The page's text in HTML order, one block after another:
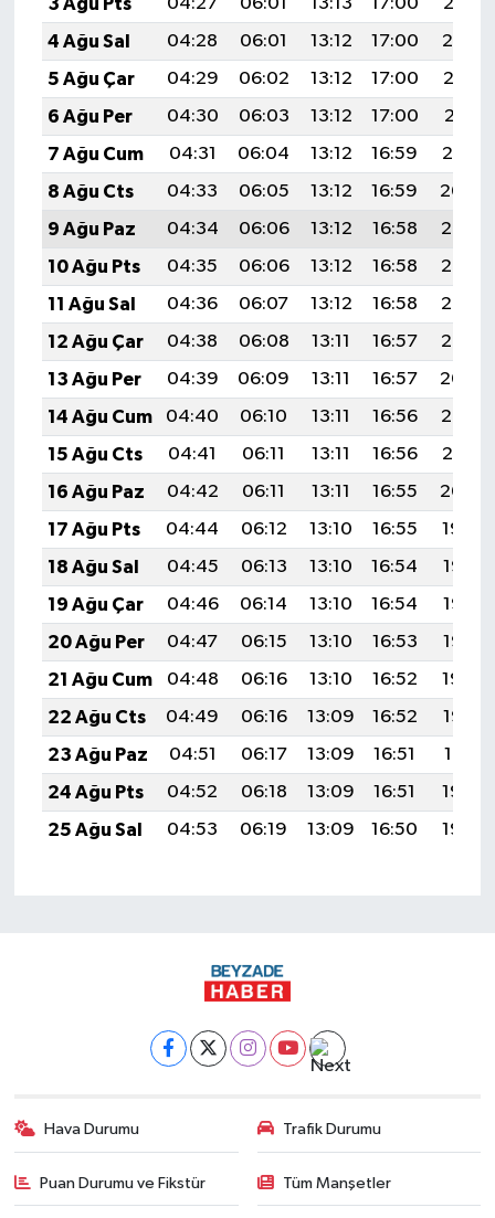
3 Ağu Pts
04:27 06:01 13:13 17:00
20:15
4 Ağu Sal
04:28 06:01 13:12 17:00
20:14
5 Ağu Çar
04:29 06:02 13:12 17:00
20:13
6 Ağu Per
04:30 06:03 13:12 17:00
20:11
7 Ağu Cum
04:31 06:04 13:12 16:59
20:10
8 Ağu Cts
04:33 06:05 13:12 16:59
20:09
9 Ağu Paz
04:34 06:06 13:12 16:58
20:08
10 Ağu Pts
04:35 06:06 13:12 16:58
20:07
11 Ağu Sal
04:36 06:07 13:12 16:58
20:06
12 Ağu Çar
04:38 06:08 13:11 16:57
20:05
13 Ağu Per
04:39 06:09 13:11 16:57
20:04
14 Ağu Cum
04:40 06:10 13:11 16:56
20:02
15 Ağu Cts
04:41 06:11 13:11 16:56
20:01
16 Ağu Paz
04:42 06:11 13:11 16:55
20:00
17 Ağu Pts
04:44 06:12 13:10 16:55
19:59
18 Ağu Sal
04:45 06:13 13:10 16:54
19:57
19 Ağu Çar
04:46 06:14 13:10 16:54
19:56
20 Ağu Per
04:47 06:15 13:10 16:53
19:55
21 Ağu Cum
04:48 06:16 13:10 16:52
19:54
22 Ağu Cts
04:49 06:16 13:09 16:52
19:52
23 Ağu Paz
04:51 06:17 13:09 16:51
19:51
24 Ağu Pts
04:52 06:18 13:09 16:51
19:50
25 Ağu Sal
04:53 06:19 13:09 16:50 19:48
Hava Durumu Trafik Durumu
Puan Durumu ve Fikstür Tüm Manşetler